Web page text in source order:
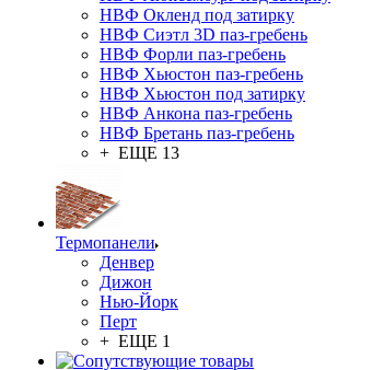
НВФ Окленд под затирку
НВФ Сиэтл 3D паз-гребень
НВФ Форли паз-гребень
НВФ Хьюстон паз-гребень
НВФ Хьюстон под затирку
НВФ Анкона паз-гребень
НВФ Бретань паз-гребень
+ ЕЩЕ 13
Термопанели
Денвер
Дижон
Нью-Йорк
Перт
+ ЕЩЕ 1